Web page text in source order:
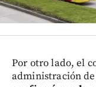
Por otro lado, el
administración